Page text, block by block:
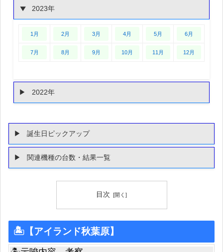
2023年
1月 2月 3月 4月 5月 6月
7月 8月 9月 10月 11月 12月
2022年
誕生日ピックアップ
関連機種の台数・結果一覧
目次
🏝【アイランド秋葉原】